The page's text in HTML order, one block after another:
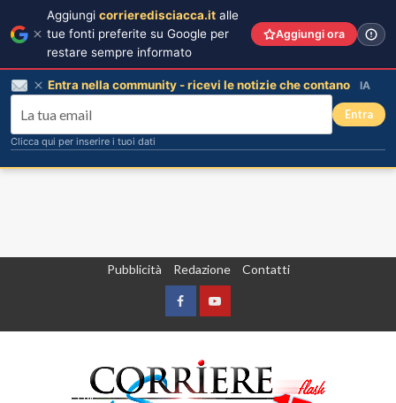
Pubblicità Redazione Contatti
FacebookYountube
Aggiungi corrieredisciacca.it alle
tue fonti preferite su Google per
restare sempre informato
Aggiungi ora
Entra nella community - ricevi le notizie che contano IA
Entra
Clicca qui per inserire i tuoi dati